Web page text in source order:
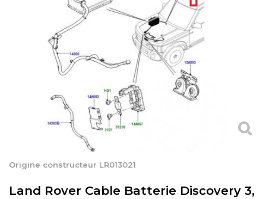
Origine constructeur LR013021
Land Rover Cable Batterie Discovery 3,